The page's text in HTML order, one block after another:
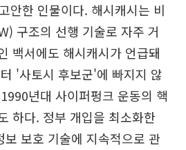
안한 인물이다. 해시캐시는 비
구조의 선행 기술로 자주 거
백서에도 해시캐시가 언급돼
'사토시 후보군'에 빠지지 않
년대 사이퍼펑크 운동의 핵
하다. 정부 개입을 최소화한
보 보호 기술에 지속적으로 관